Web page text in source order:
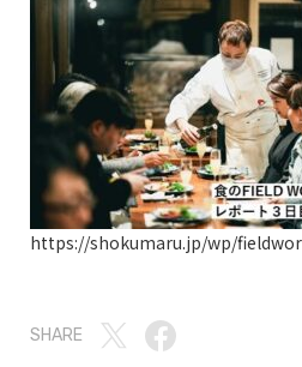
https://shokumaru.jp/wp/
SHARE